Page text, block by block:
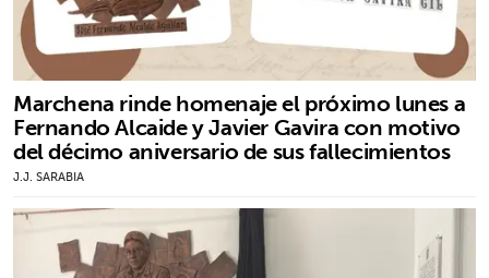
Marchena rinde homenaje el próximo lunes a
Fernando Alcaide y Javier Gavira con motivo
del décimo aniversario de sus fallecimientos
J.J. SARABIA